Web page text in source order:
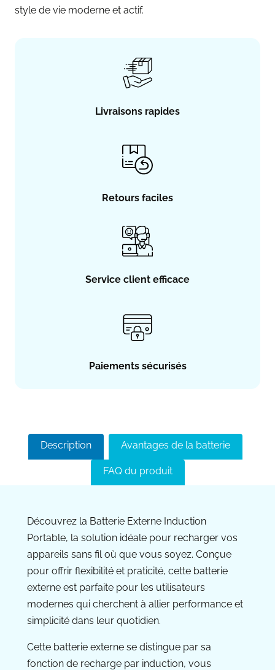
style de vie moderne et actif.
Livraisons rapides
Retours faciles
Service client efficace
Paiements sécurisés
Description Avantages de la batterie
FAQ du produit
Découvrez la Batterie Externe Induction
Portable, la solution idéale pour recharger vos
appareils sans fil où que vous soyez. Conçue
pour offrir flexibilité et praticité, cette batterie
externe est parfaite pour les utilisateurs
modernes qui cherchent à allier performance et
simplicité dans leur quotidien.
Cette batterie externe se distingue par sa
fonction de recharge par induction, vous